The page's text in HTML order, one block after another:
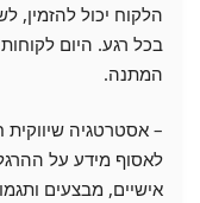
הלקוח יכול להזמין,
בכל רגע. היום
המתנה.
– אסטרטגיה
לאסוף מידע על
אישיים, מבצעים